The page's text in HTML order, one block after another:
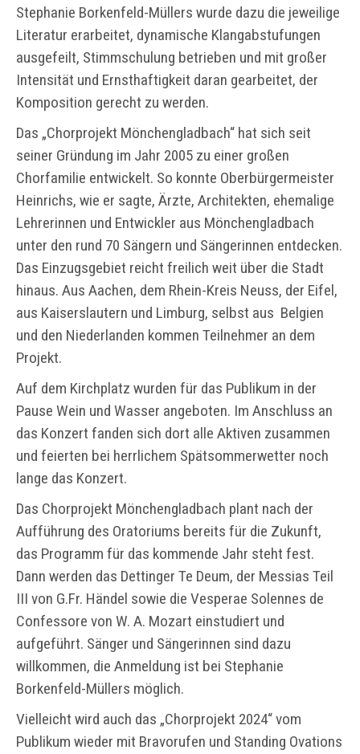
Stephanie Borkenfeld-Müllers wurde dazu die jeweilige
Literatur erarbeitet, dynamische Klangabstufungen
ausgefeilt, Stimmschulung betrieben und mit großer
Intensität und Ernsthaftigkeit daran gearbeitet, der
Komposition gerecht zu werden.
Das „Chorprojekt Mönchengladbach“ hat sich seit
seiner Gründung im Jahr 2005 zu einer großen
Chorfamilie entwickelt. So konnte Oberbürgermeister
Heinrichs, wie er sagte, Ärzte, Architekten, ehemalige
Lehrerinnen und Entwickler aus Mönchengladbach
unter den rund 70 Sängern und Sängerinnen entdecken.
Das Einzugsgebiet reicht freilich weit über die Stadt
hinaus. Aus Aachen, dem Rhein-Kreis Neuss, der Eifel,
aus Kaiserslautern und Limburg, selbst aus Belgien
und den Niederlanden kommen Teilnehmer an dem
Projekt.
Auf dem Kirchplatz wurden für das Publikum in der
Pause Wein und Wasser angeboten. Im Anschluss an
das Konzert fanden sich dort alle Aktiven zusammen
und feierten bei herrlichem Spätsommerwetter noch
lange das Konzert.
Das Chorprojekt Mönchengladbach plant nach der
Aufführung des Oratoriums bereits für die Zukunft,
das Programm für das kommende Jahr steht fest.
Dann werden das Dettinger Te Deum, der Messias Teil
III von G.Fr. Händel sowie die Vesperae Solennes de
Confessore von W. A. Mozart einstudiert und
aufgeführt. Sänger und Sängerinnen sind dazu
willkommen, die Anmeldung ist bei Stephanie
Borkenfeld-Müllers möglich.
Vielleicht wird auch das „Chorprojekt 2024“ vom
Publikum wieder mit Bravorufen und Standing Ovations